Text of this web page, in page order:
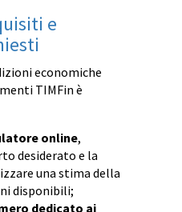
e
economiche
TIMFin è
online,
desiderato e la
una stima della
disponibili;
dedicato ai